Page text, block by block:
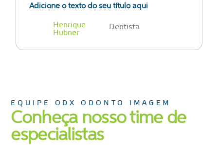
Adicione o texto do seu título aqui
Henrique
Hubner
Dentista
EQUIPE ODX ODONTO IMAGEM
Conheça nosso time de
especialistas